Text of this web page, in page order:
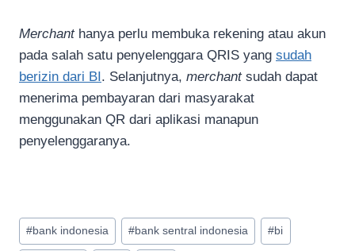
Merchanthanya perlu membuka rekening atau akun
pada salah satu penyelenggara QRIS yang sudah
berizin dari BI​. Selanjutnya, merchantsudah dapat
menerima pembayaran dari masyarakat
menggunakan QR dari aplikasi manapun
penyelenggaranya.
Post
Tags:
#bank indonesia #bank sentral indonesia #bi